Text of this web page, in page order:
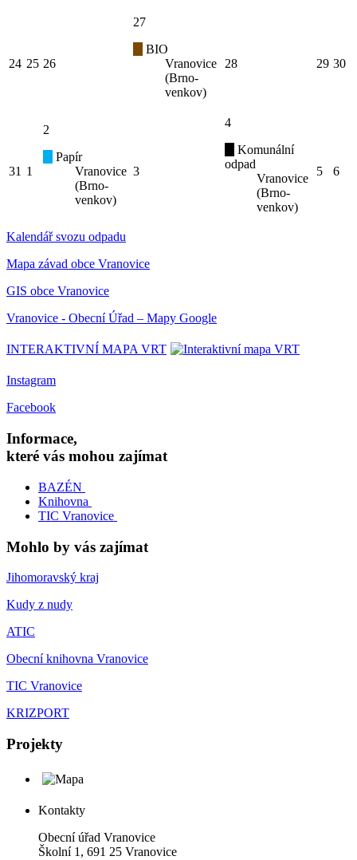
24 25 26
27
BIO
Vranovice
(Brno-
venkov)
28 29 30
31 1
2
Papír
Vranovice
(Brno-
venkov)
3
4
Komunální
odpad
Vranovice
(Brno-
venkov)
5 6
Kalendář svozu odpadu
Mapa závad obce Vranovice
GIS obce Vranovice
Vranovice - Obecní Úřad – Mapy Google
INTERAKTIVNÍ MAPA VRT
Instagram
Facebook
Informace,
které vás mohou zajímat
BAZÉN
Knihovna
TIC Vranovice
Mohlo by vás zajímat
Jihomoravský kraj
Kudy z nudy
ATIC
Obecní knihovna Vranovice
TIC Vranovice
KRIZPORT
Projekty
Kontakty
Obecní úřad Vranovice
Školní 1, 691 25 Vranovice